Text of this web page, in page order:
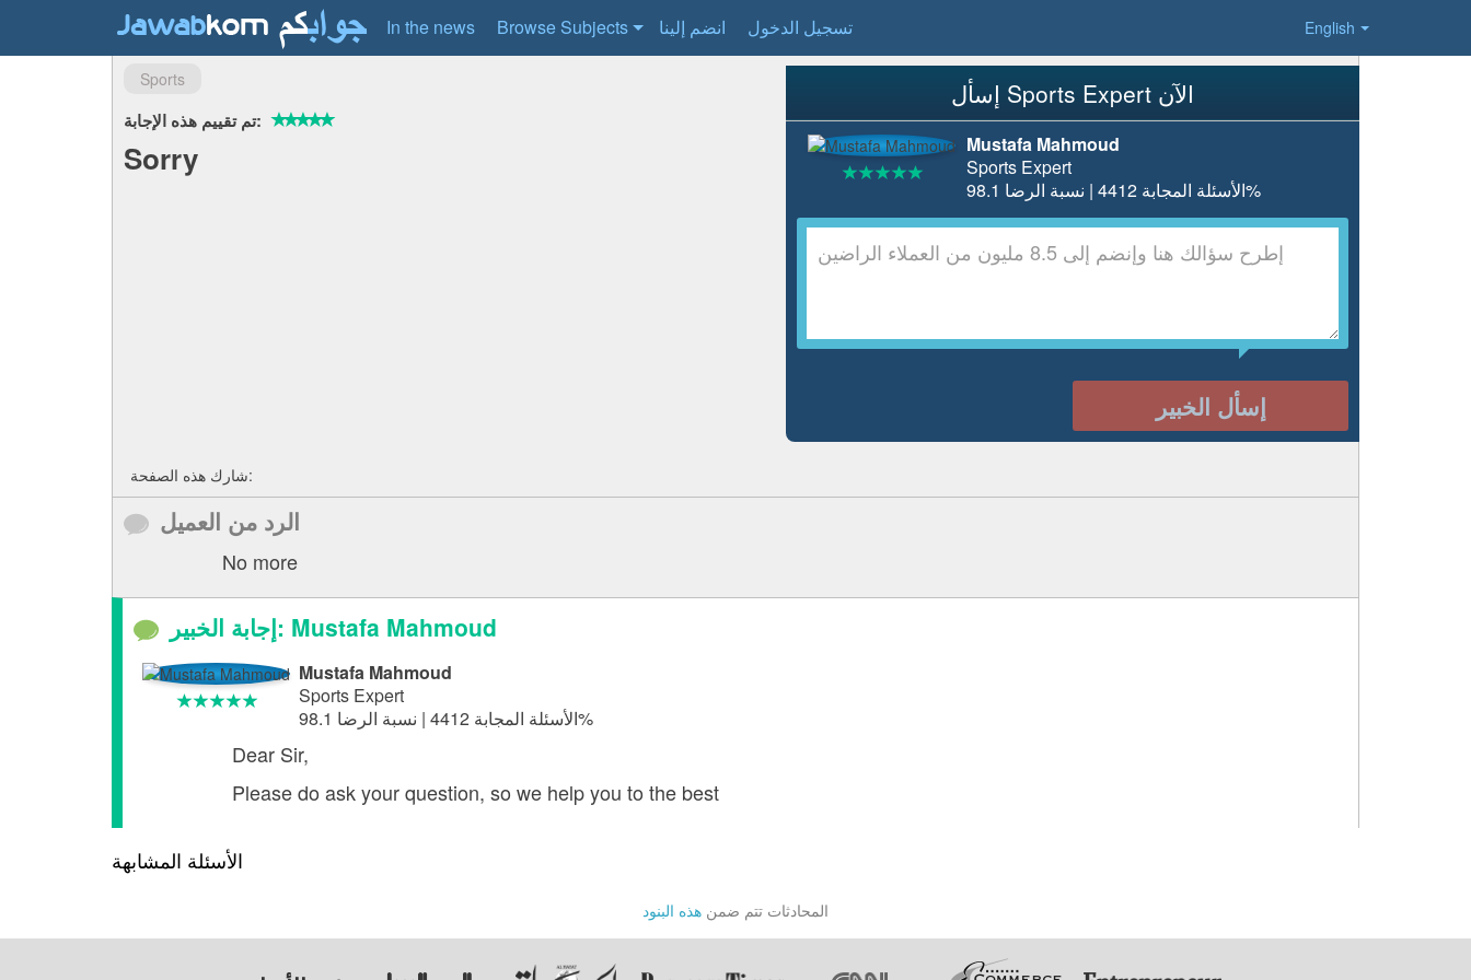
English
In the news Browse Subjects انضم إلينا تسجيل الدخول
إسأل Sports Expert الآن
Mustafa Mahmoud
Sports Expert
الأسئلة المجابة 4412 | نسبة الرضا 98.1%
إسأل الخبير
Sports
تم تقييم هذه الإجابة:
Sorry
شارك هذه الصفحة:
الرد من العميل
No more
إجابة الخبير: Mustafa Mahmoud
Mustafa Mahmoud
Sports Expert
الأسئلة المجابة 4412 | نسبة الرضا 98.1%
Dear Sir,
Please do ask your question, so we help you to the best
الأسئلة المشابهة
المحادثات تتم ضمن هذه البنود